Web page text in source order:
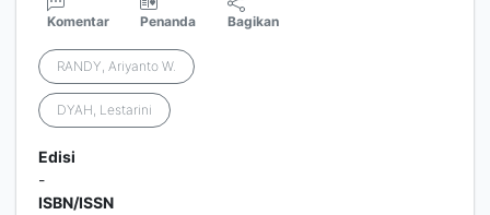
Komentar Penanda Bagikan
RANDY, Ariyanto W.
DYAH, Lestarini
Edisi
-
ISBN/ISSN